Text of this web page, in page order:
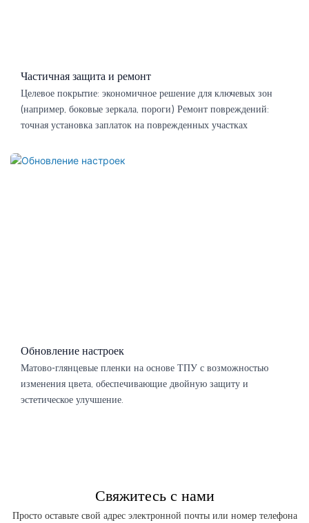
Частичная защита и ремонт
Целевое покрытие: экономичное решение для ключевых зон
(например, боковые зеркала, пороги) Ремонт повреждений:
точная установка заплаток на поврежденных участках
Обновление настроек
Матово-глянцевые пленки на основе ТПУ с возможностью
изменения цвета, обеспечивающие двойную защиту и
эстетическое улучшение.
Свяжитесь с нами
Просто оставьте свой адрес электронной почты или номер телефона